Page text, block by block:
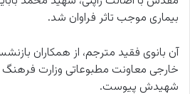
بیماری موجب تاثر فراوان شد.
آن بانوی فقید مترجم، از همکاران
خارجی معاونت مطبوعاتی وزارت فرهنگ
شهیدش پیوست.